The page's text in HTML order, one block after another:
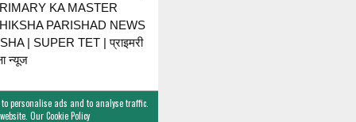
KA MASTER
PARISHAD NEWS
| SUPER TET | प्राइमरी
न्यूज
personalise ads and to analyse traffic.
OurCookie Policy